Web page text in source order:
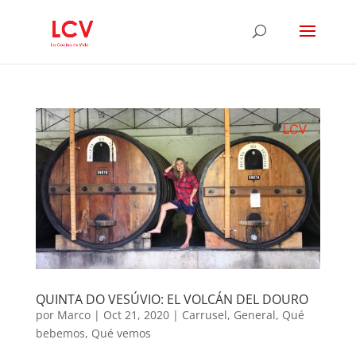
QUINTA DO VESÚVIO: EL VOLCÁN DEL DOURO
por Marco| Oct 21, 2020| Carrusel, General, Qué
bebemos, Qué vemos